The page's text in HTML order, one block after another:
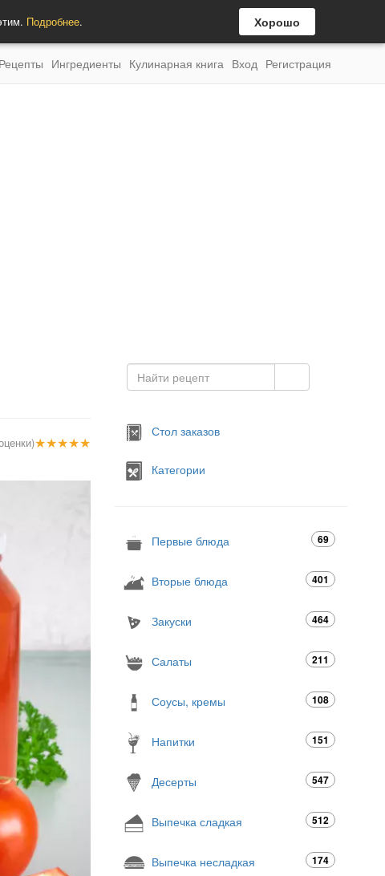
Подробнее. Хорошо
Рецепты Ингредиенты Кулинарная книга Вход Регистрация
★★★★★
Стол заказов
Категории
Первые блюда 69
Вторые блюда 401
Закуски 464
Салаты 211
Соусы, кремы 108
Напитки 151
Десерты 547
Выпечка сладкая 512
Выпечка несладкая 174